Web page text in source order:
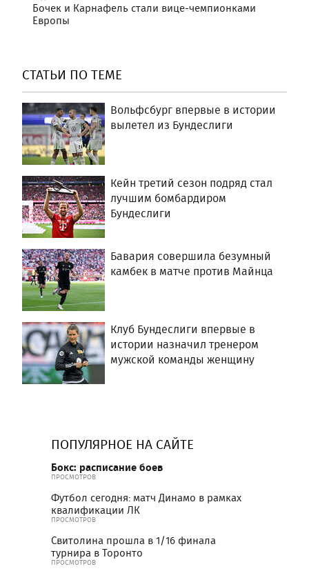
Бочек и Карнафель стали вице-чемпионками
Европы
СТАТЬИ ПО ТЕМЕ
Вольфсбург впервые в истории
вылетел из Бундеслиги
Кейн третий сезон подряд стал
лучшим бомбардиром
Бундеслиги
Бавария совершила безумный
камбек в матче против Майнца
Клуб Бундеслиги впервые в
истории назначил тренером
мужской команды женщину
ПОПУЛЯРНОЕ НА САЙТЕ
Бокс: расписание боев
ПРОСМОТРОВ
Футбол сегодня: матч Динамо в рамках
квалификации ЛК
ПРОСМОТРОВ
Свитолина прошла в 1/16 финала
турнира в Торонто
ПРОСМОТРОВ